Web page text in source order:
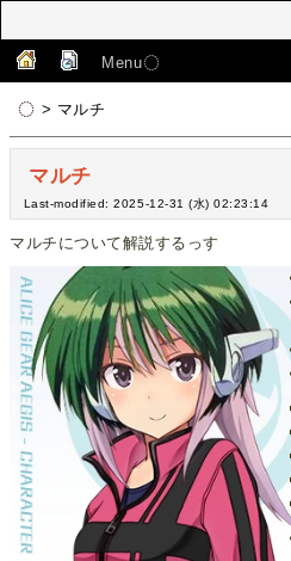
Menu
> マルチ
マルチ
Last-modified: 2025-12-31 (水) 02:23:14
マルチについて解説するっす